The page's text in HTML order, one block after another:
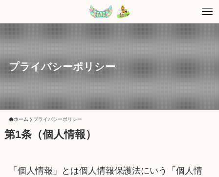
プライバシーポリシー
ホーム プライバシーポリシー
第1条（個人情報）
「個人情報」とは個人情報保護法にいう「個人情